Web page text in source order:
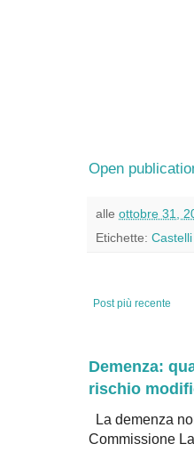
Open
alle ottobre 31,
Etichette:
Post più recente
Demenza:
rischio
La demenza
Commissione